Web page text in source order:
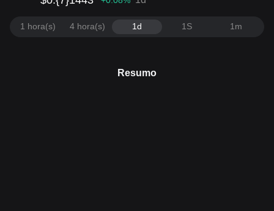
1 hora(s) 4 hora(s) 1d 1S 1m
Resumo